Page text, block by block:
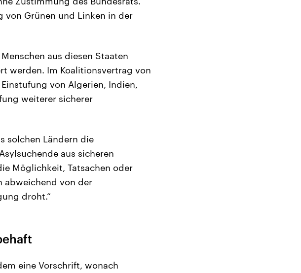
von Grünen und Linken in der
aus diesen Staaten
werden. Im Koalitionsvertrag von
von Algerien, Indien,
weiterer sicherer
solchen Ländern die
aus sicheren
Möglichkeit, Tatsachen oder
abweichend von der
droht.“
eine Vorschrift, wonach